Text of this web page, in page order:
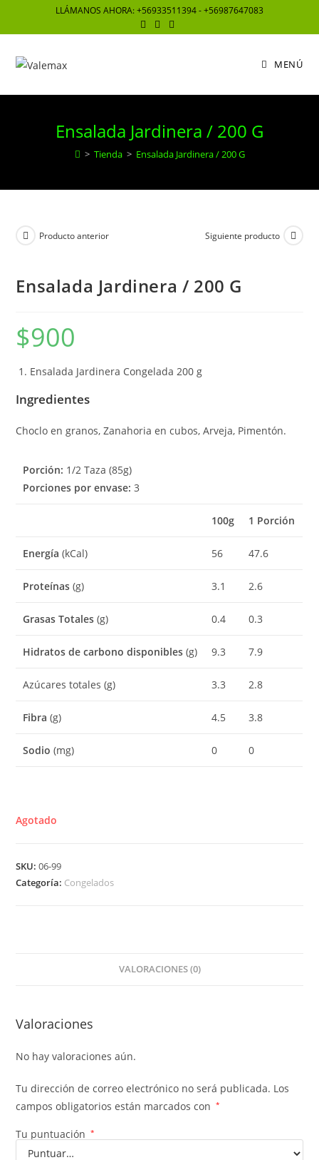
LLÁMANOS AHORA: +56933511394 - +56987647083
MENÚ
Ensalada Jardinera / 200 G
> Tienda > Ensalada Jardinera / 200 G
Producto anterior Siguiente producto
Ensalada Jardinera / 200 G
$900
Ensalada Jardinera Congelada 200 g
Ingredientes
Choclo en granos, Zanahoria en cubos, Arveja, Pimentón.
Porción: 1/2 Taza (85g)
Porciones por envase: 3
100g 1 Porción
Energía (kCal) 56 47.6
Proteínas (g) 3.1 2.6
Grasas Totales (g) 0.4 0.3
Hidratos de carbono disponibles (g) 9.3 7.9
Azúcares totales (g) 3.3 2.8
Fibra (g) 4.5 3.8
Sodio (mg) 0 0
Agotado
SKU:06-99
Categoría: Congelados
VALORACIONES (0)
Valoraciones
No hay valoraciones aún.
Tu dirección de correo electrónico no será publicada. Los
campos obligatorios están marcados con
*
Tu puntuación *